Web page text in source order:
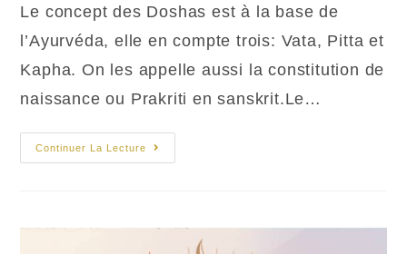
publication :
Le concept des Doshas est à la base de
l’Ayurvéda, elle en compte trois: Vata, Pitta et
Kapha. On les appelle aussi la constitution de
naissance ou Prakriti en sanskrit.Le…
Continuer La Lecture
Les
Trois